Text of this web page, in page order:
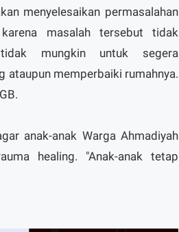
menyelesaikan permasalahan
masalah tersebut tidak
tidak mungkin untuk segera
ataupun memperbaiki rumahnya.
anak-anak Warga Ahmadiyah
healing. "Anak-anak tetap